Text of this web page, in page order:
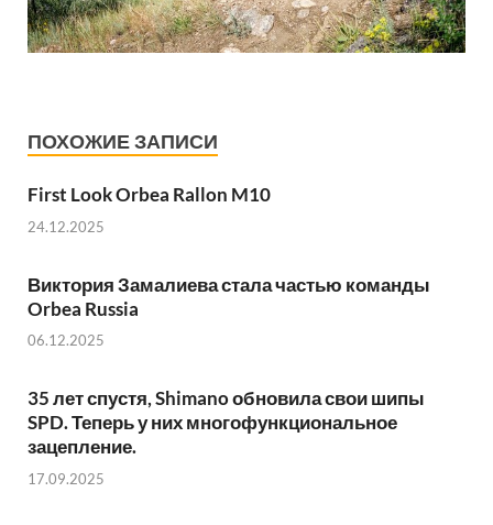
ПОХОЖИЕ ЗАПИСИ
First Look Orbea Rallon M10
24.12.2025
Виктория Замалиева стала частью команды
Orbea Russia
06.12.2025
35 лет спустя, Shimano обновила свои шипы
SPD. Теперь у них многофункциональное
зацепление.
17.09.2025